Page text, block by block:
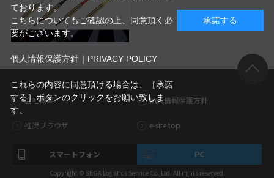
会社概要 個人情報保護方針
推奨ブラウザ e-site top
スマートフォン PC
Copyright © SEGA Logistics Service Co.,Ltd. All rights reserved.
ております。
こちらについてもご確認の上、同意頂く必
要がございます。
個人情報保護方針｜PRIVACY POLICY
これらの内容に同意頂ける場合は、［承諾
する］ボタンのクリックをお願い致しま
す。
承諾する